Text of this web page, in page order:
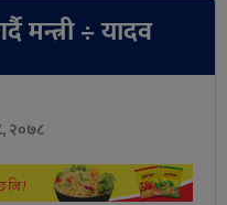
मन्त्री ÷ यादव
२०७८